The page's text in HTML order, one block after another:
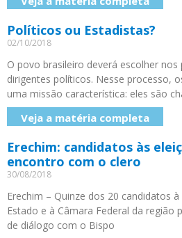
Políticos ou Estadistas?
02/10/2018
O povo brasileiro deverá escolher nos
dirigentes políticos. Nesse processo,
uma missão característica: eles são
Veja a matéria completa
Erechim: candidatos às
encontro com o clero
30/08/2018
Erechim – Quinze dos 20 candidatos
Estado e à Câmara Federal da região
de diálogo com o Bispo